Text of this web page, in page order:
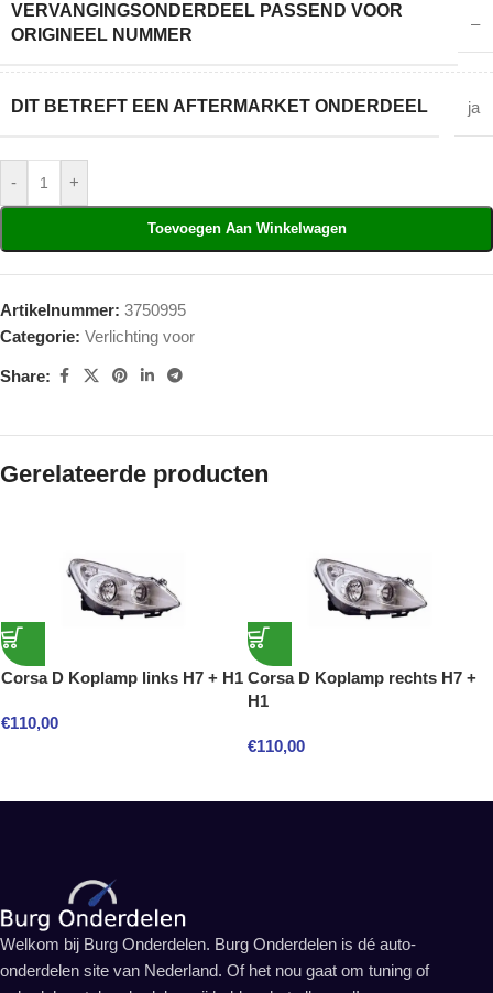
VERVANGINGSONDERDEEL PASSEND VOOR
ORIGINEEL NUMMER
–
DIT BETREFT EEN AFTERMARKET ONDERDEEL ja
- +
Toevoegen Aan Winkelwagen
Artikelnummer: 3750995
Categorie: Verlichting voor
Share:
Gerelateerde producten
Corsa D Koplamp links H7 + H1
€110,00
Corsa D Koplamp rechts H7 +
H1
€110,00
Welkom bij Burg Onderdelen. Burg Onderdelen is dé auto-
onderdelen site van Nederland. Of het nou gaat om tuning of